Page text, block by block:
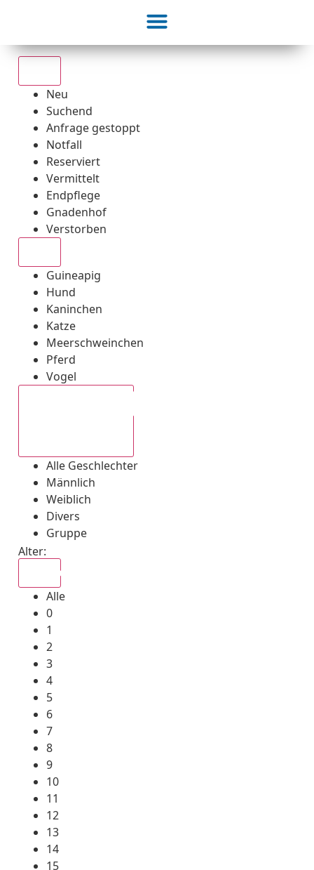
Neu
Suchend
Anfrage gestoppt
Notfall
Reserviert
Vermittelt
Endpflege
Gnadenhof
Verstorben
Guineapig
Hund
Kaninchen
Katze
Meerschweinchen
Pferd
Vogel
Alle Geschlechter
Männlich
Weiblich
Divers
Gruppe
Alter:
Alle
0
1
2
3
4
5
6
7
8
9
10
11
12
13
14
15